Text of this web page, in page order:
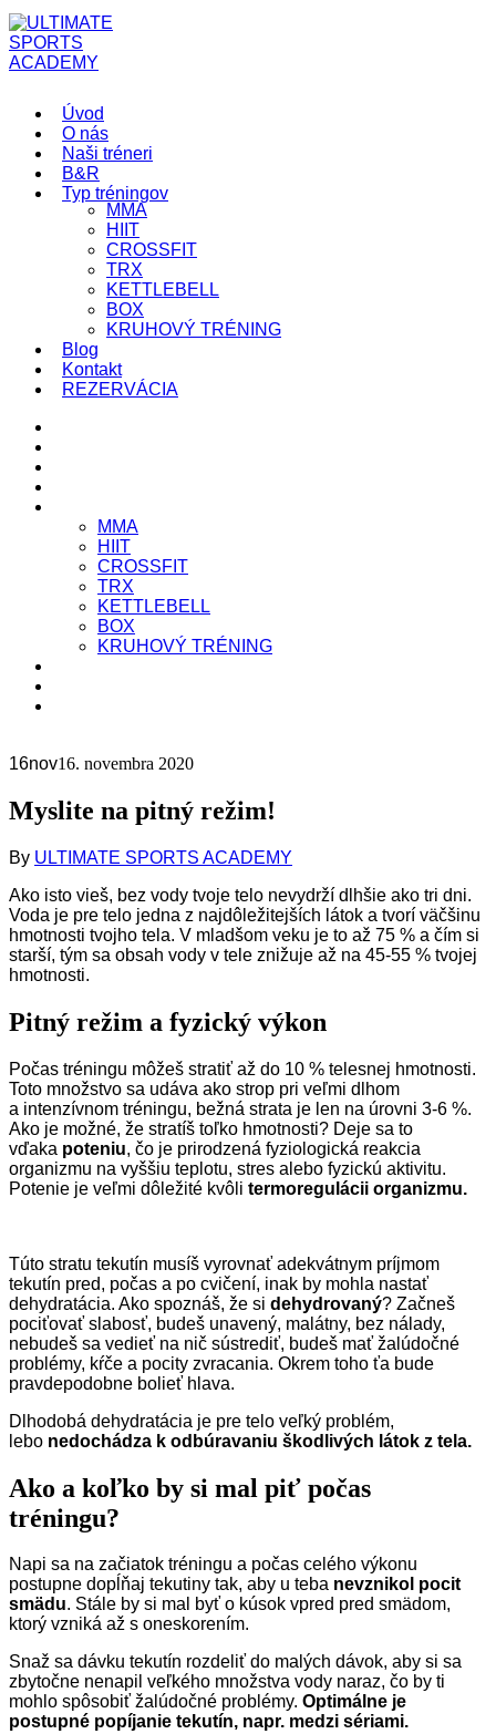
Úvod
O nás
Naši tréneri
B&R
Typ tréningov
MMA
HIIT
CROSSFIT
TRX
KETTLEBELL
BOX
KRUHOVÝ TRÉNING
Blog
Kontakt
REZERVÁCIA
MMA
HIIT
CROSSFIT
TRX
KETTLEBELL
BOX
KRUHOVÝ TRÉNING
16nov16. novembra 2020
Myslite na pitný režim!
By ULTIMATE SPORTS ACADEMY
Ako isto vieš, bez vody tvoje telo nevydrží dlhšie ako tri dni.
Voda je pre telo jedna z najdôležitejších látok a tvorí väčšinu
hmotnosti tvojho tela. V mladšom veku je to až 75 % a čím si
starší, tým sa obsah vody v tele znižuje až na 45-55 % tvojej
hmotnosti.
Pitný režim a fyzický výkon
Počas tréningu môžeš stratiť až do 10 % telesnej hmotnosti.
Toto množstvo sa udáva ako strop pri veľmi dlhom
a intenzívnom tréningu, bežná strata je len na úrovni 3-6 %.
Ako je možné, že stratíš toľko hmotnosti? Deje sa to
vďaka poteniu, čo je prirodzená fyziologická reakcia
organizmu na vyššiu teplotu, stres alebo fyzickú aktivitu.
Potenie je veľmi dôležité kvôli termoregulácii organizmu.
Túto stratu tekutín musíš vyrovnať adekvátnym príjmom
tekutín pred, počas a po cvičení, inak by mohla nastať
dehydratácia. Ako spoznáš, že si dehydrovaný? Začneš
pociťovať slabosť, budeš unavený, malátny, bez nálady,
nebudeš sa vedieť na nič sústrediť, budeš mať žalúdočné
problémy, kŕče a pocity zvracania. Okrem toho ťa bude
pravdepodobne bolieť hlava.
Dlhodobá dehydratácia je pre telo veľký problém,
lebo nedochádza k odbúravaniu škodlivých látok z tela.
Ako a koľko by si mal piť počas
tréningu?
Napi sa na začiatok tréningu a počas celého výkonu
postupne dopĺňaj tekutiny tak, aby u teba nevznikol pocit
smädu. Stále by si mal byť o kúsok vpred pred smädom,
ktorý vzniká až s oneskorením.
Snaž sa dávku tekutín rozdeliť do malých dávok, aby si sa
zbytočne nenapil veľkého množstva vody naraz, čo by ti
mohlo spôsobiť žalúdočné problémy. Optimálne je
postupné popíjanie tekutín, napr. medzi sériami.